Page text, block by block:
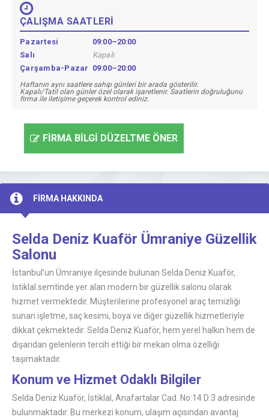
ÇALIŞMA SAATLERİ
Pazartesi
09:00–20:00
Salı
Kapalı
Çarşamba-Pazar 09:00–20:00
Haftanın aynı saatlere sahip günleri bir arada gösterilir.
Kapalı/Tatil olan günler özel olarak işaretlenir. Saatlerin doğruluğunu
firma ile iletişime geçerek kontrol ediniz.
FİRMA BİLGİ DÜZELTME ÖNER
FİRMA HAKKINDA
Selda Deniz Kuaför Ümraniye Güzellik
Salonu
İstanbul’un Ümraniye ilçesinde bulunan Selda Deniz Kuaför,
İstiklal semtinde yer alan modern bir güzellik salonu olarak
hizmet vermektedir. Müşterilerine profesyonel araç temizliği
sunan işletme, saç kesimi, boya ve diğer güzellik hizmetleriyle
dikkat çekmektedir. Selda Deniz Kuaför, hem yerel halkın hem de
dışarıdan gelenlerin tercih ettiği bir mekan olma özelliği
taşımaktadır.
Konum ve Hizmet Odaklı Bilgiler
Selda Deniz Kuaför, İstiklal, Anafartalar Cad. No:14 D:3 adresinde
bulunmaktadır. Bu merkezi konum, ulaşım açısından avantaj